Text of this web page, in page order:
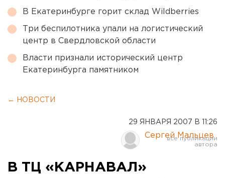
В Екатеринбурге горит склад Wildberries
Три беспилотника упали на логистический
центр в Свердловской области
Власти признали исторический центр
Екатеринбурга памятником
← НОВОСТИ
29 ЯНВАРЯ 2007 В 11:26
Сергей Мальцев
В ТЦ «КАРНАВАЛ»